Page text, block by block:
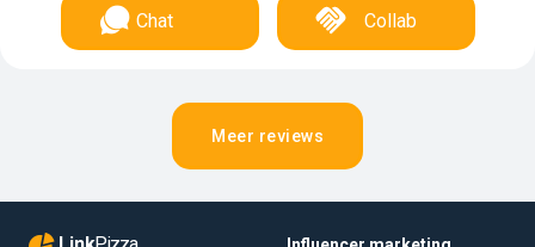
Chat Collab
Meer reviews